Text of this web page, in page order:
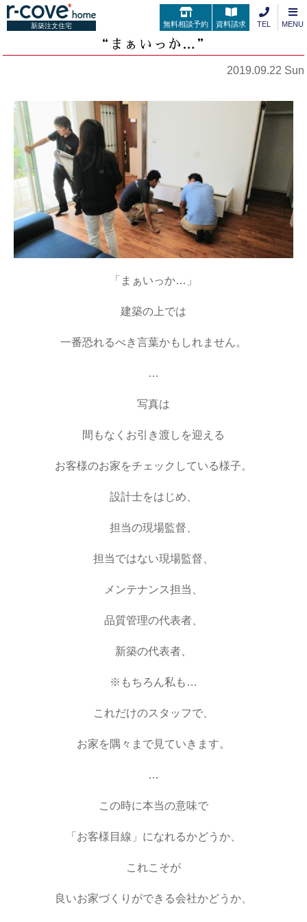
新築注文住宅 無料相談予約 資料請求 TEL MENU
“まぁいっか…”
2019.09.22 Sun
「まぁいっか…」
建築の上では
一番恐れるべき言葉かもしれません。
…
写真は
間もなくお引き渡しを迎える
お客様のお家をチェックしている様子。
設計士をはじめ、
担当の現場監督、
担当ではない現場監督、
メンテナンス担当、
品質管理の代表者、
新築の代表者、
※もちろん私も…
これだけのスタッフで、
お家を隅々まで見ていきます。
…
この時に本当の意味で
「お客様目線」になれるかどうか、
これこそが
良いお家づくりができる会社かどうか、